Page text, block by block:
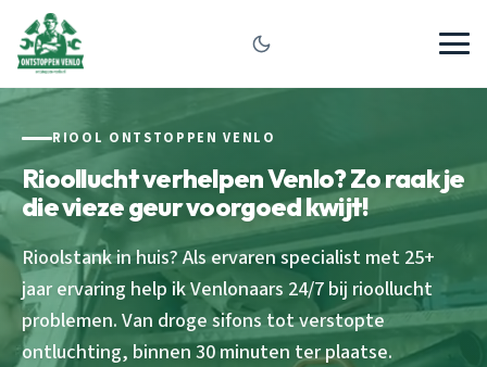
RIOOL ONTSTOPPEN VENLO
Rioollucht verhelpen Venlo? Zo raak je
die vieze geur voorgoed kwijt!
Rioolstank in huis? Als ervaren specialist met 25+
jaar ervaring help ik Venlonaars 24/7 bij rioollucht
problemen. Van droge sifons tot verstopte
ontluchting, binnen 30 minuten ter plaatse.